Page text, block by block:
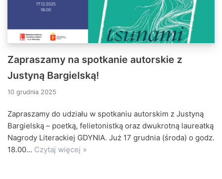
Zapraszamy na spotkanie autorskie z
Justyną Bargielską!
10 grudnia 2025
Zapraszamy do udziału w spotkaniu autorskim z Justyną
Bargielską – poetką, felietonistką oraz dwukrotną laureatką
Nagrody Literackiej GDYNIA. Już 17 grudnia (środa) o godz.
18.00… Czytaj więcej »